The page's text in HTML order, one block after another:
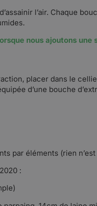
l’air. Chaque
nous ajoutons une
placer dans le
d’une bouche
par éléments (rien
: